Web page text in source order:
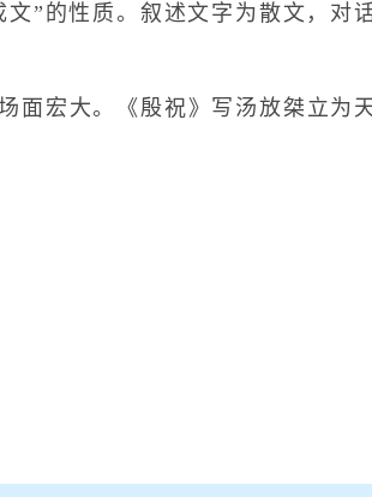
”的性质。叙述文字为散文，对
宏大。《殷祝》写汤放桀立为